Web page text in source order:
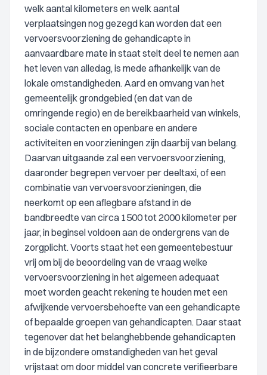
welk aantal kilometers en welk aantal
verplaatsingen nog gezegd kan worden dat een
vervoersvoorziening de gehandicapte in
aanvaardbare mate in staat stelt deel te nemen aan
het leven van alledag, is mede afhankelijk van de
lokale omstandigheden. Aard en omvang van het
gemeentelijk grondgebied (en dat van de
omringende regio) en de bereikbaarheid van winkels,
sociale contacten en openbare en andere
activiteiten en voorzieningen zijn daarbij van belang.
Daarvan uitgaande zal een vervoersvoorziening,
daaronder begrepen vervoer per deeltaxi, of een
combinatie van vervoersvoorzieningen, die
neerkomt op een aflegbare afstand in de
bandbreedte van circa 1500 tot 2000 kilometer per
jaar, in beginsel voldoen aan de ondergrens van de
zorgplicht. Voorts staat het een gemeentebestuur
vrij om bij de beoordeling van de vraag welke
vervoersvoorziening in het algemeen adequaat
moet worden geacht rekening te houden met een
afwijkende vervoersbehoefte van een gehandicapte
of bepaalde groepen van gehandicapten. Daar staat
tegenover dat het belanghebbende gehandicapten
in de bijzondere omstandigheden van het geval
vrijstaat om door middel van concrete verifieerbare